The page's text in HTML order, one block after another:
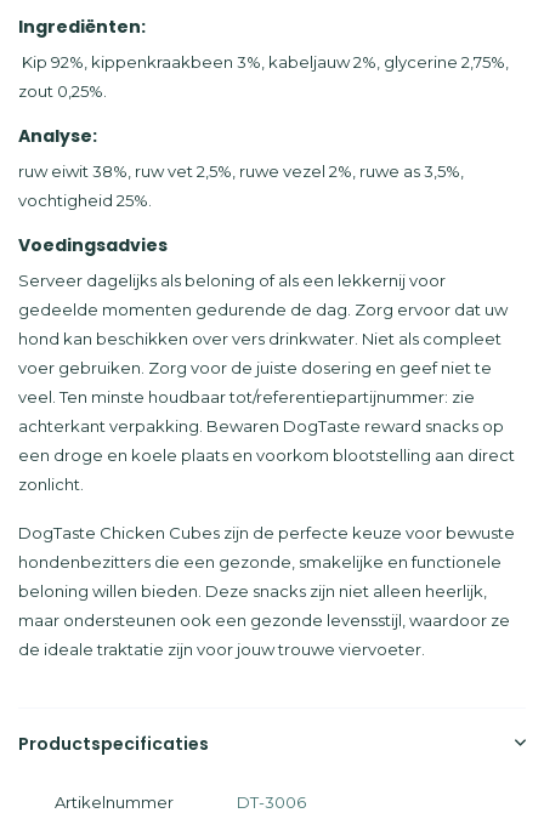
Ingrediënten:
Kip 92%, kippenkraakbeen 3%, kabeljauw 2%, glycerine 2,75%,
zout 0,25%.
Analyse:
ruw eiwit 38%, ruw vet 2,5%, ruwe vezel 2%, ruwe as 3,5%,
vochtigheid 25%.
Voedingsadvies
Serveer dagelijks als beloning of als een lekkernij voor
gedeelde momenten gedurende de dag. Zorg ervoor dat uw
hond kan beschikken over vers drinkwater. Niet als compleet
voer gebruiken. Zorg voor de juiste dosering en geef niet te
veel. Ten minste houdbaar tot/referentiepartijnummer: zie
achterkant verpakking. Bewaren DogTaste reward snacks op
een droge en koele plaats en voorkom blootstelling aan direct
zonlicht.
DogTaste Chicken Cubes zijn de perfecte keuze voor bewuste
hondenbezitters die een gezonde, smakelijke en functionele
beloning willen bieden. Deze snacks zijn niet alleen heerlijk,
maar ondersteunen ook een gezonde levensstijl, waardoor ze
de ideale traktatie zijn voor jouw trouwe viervoeter.
Productspecificaties
Artikelnummer DT-3006